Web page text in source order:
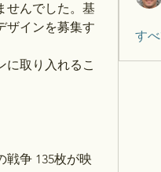
せんでした。基
ザインを募集す
に取り入れるこ
戦争 135枚が映
す